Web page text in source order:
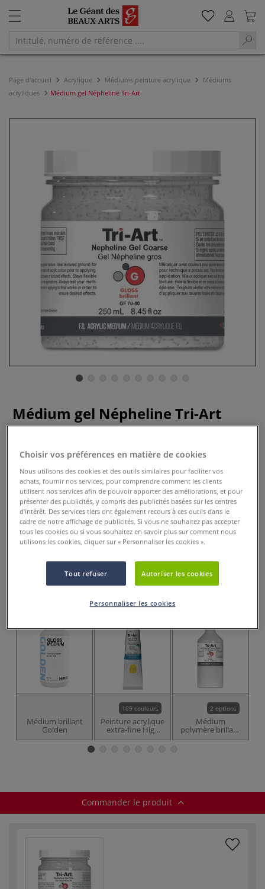
Page d'accueil Acrylique Médiums peinture acrylique
Médiums
acryliques
Médium gel Népheline Tri-Art
Médium gel Népheline Tri-Art
Médium gel Népheline Tri-Art pour ajouter une texture
granuleuse à votre peinture, peut être teinté avec une
couleur acrylique avant application.
Plus
dès19,50 €
Prix TTC Info frais
Acheter ce Produit
Ces articles pourraient également vous
Médium brillant
Golden
109 couleurs
Peinture acrylique
extra-fine High
Viscosity Tri-Art
2 options
Médium
polymère brillant
basse viscosité
Commander le produit
Choisir vos préférences en matière de cookies
Nous utilisons des cookies et des outils similaires pour faciliter vos
achats, fournir nos services, pour comprendre comment les clients
utilisent nos services afin de pouvoir apporter des améliorations, et pour
présenter des publicités, y compris des publicités basées sur les centres
d’intérêt. Des services tiers ont également recours à ces outils dans le
cadre de notre affichage de publicités. Si vous ne souhaitez pas accepter
tous les cookies ou si vous souhaitez en savoir plus sur comment nous
utilisons les cookies, cliquer sur « Personnaliser les cookies ».
Tout refuser Autoriser les cookies
Personnaliser les cookies